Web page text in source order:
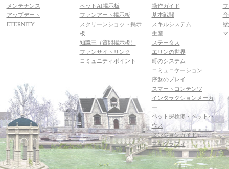
メンテナンス
アップデート
ETERNITY
ペットAI掲示板
ファンアート掲示板
スクリーンショット掲示
板
知識王（質問掲示板）
ファンサイトリンク
コミュニティポイント
操作ガイド
基本戦闘
スキルシステム
生産
ステータス
エリンの世界
町のシステム
コミュニケーション
序盤のプレイ
スマートコンテンツ
インタラクションメーカ
ー
ペット探検隊・ペットハ
ウス
ダンジョンガイド
マギグラフィ